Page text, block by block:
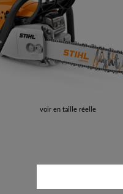
voir en taille réelle